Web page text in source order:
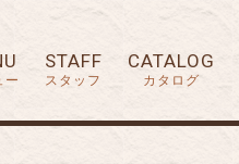
ー
STAFF
スタッフ
CATALOG
カタログ